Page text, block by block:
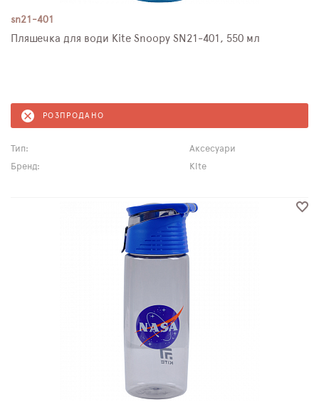
sn21-401
Пляшечка для води Kite Snoopy SN21-401, 550 мл
РОЗПРОДАНО
Тип:
Аксесуари
Бренд:
Kite